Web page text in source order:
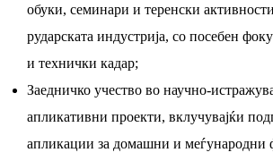
обуки, семинари и теренски
рударската индустрија, со посебен
и технички кадар;
Заедничко учество во научно-
апликативни проекти, вклучувајќи
апликации за домашни и меѓународни